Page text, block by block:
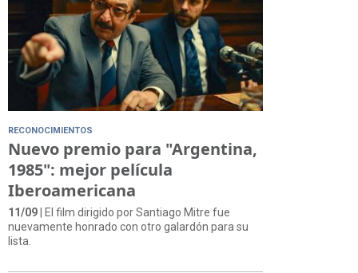
RECONOCIMIENTOS
Nuevo premio para "Argentina,
1985": mejor película
Iberoamericana
11/09 | El film dirigido por Santiago Mitre fue
nuevamente honrado con otro galardón para su
lista.